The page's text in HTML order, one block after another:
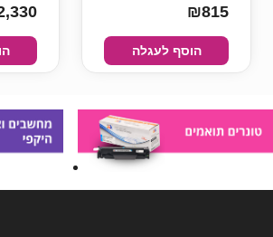
₪815
הוסף לעגלה